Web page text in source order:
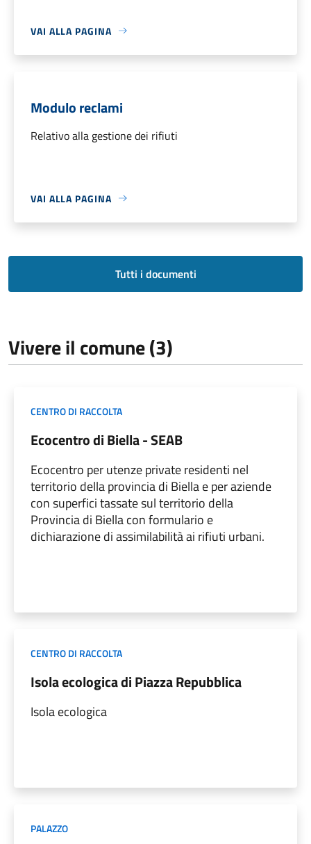
VAI ALLA PAGINA
Modulo reclami
Relativo alla gestione dei rifiuti
VAI ALLA PAGINA
Tutti i documenti
Vivere il comune (3)
CENTRO DI RACCOLTA
Ecocentro di Biella - SEAB
Ecocentro per utenze private residenti nel
territorio della provincia di Biella e per aziende
con superfici tassate sul territorio della
Provincia di Biella con formulario e
dichiarazione di assimilabilità ai rifiuti urbani.
CENTRO DI RACCOLTA
Isola ecologica di Piazza Repubblica
Isola ecologica
PALAZZO